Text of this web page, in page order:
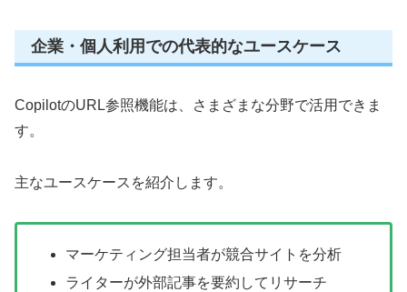
企業・個人利用での代表的なユースケース
CopilotのURL参照機能は、さまざまな分野で活用できま
す。
主なユースケースを紹介します。
マーケティング担当者が競合サイトを分析
ライターが外部記事を要約してリサーチ